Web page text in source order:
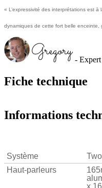
Fiche technique
Informations
Système
Haut-parleurs
« L’expressivité des interprétations est
dynamiques de cette fort belle enceinte,
-